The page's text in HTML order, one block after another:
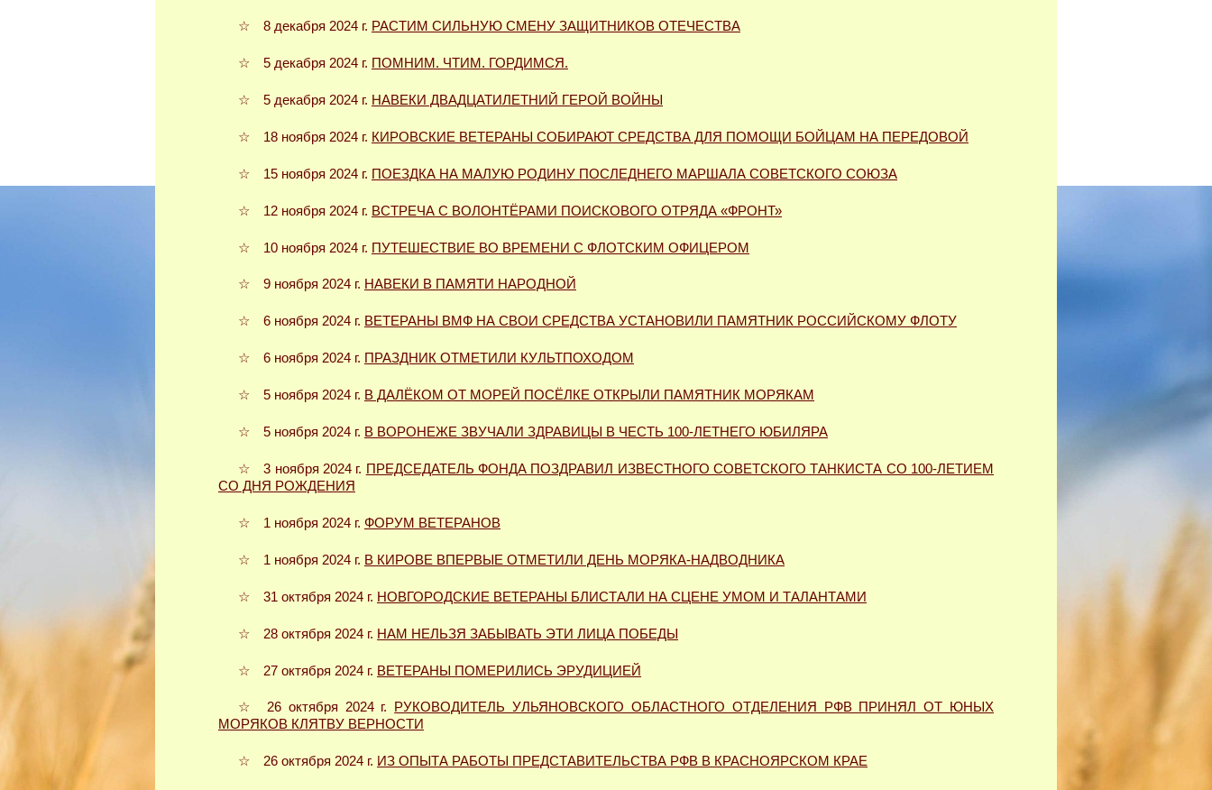
☆ 8 декабря 2024 г. РАСТИМ СИЛЬНУЮ СМЕНУ ЗАЩИТНИКОВ ОТЕЧЕСТВА
☆ 5 декабря 2024 г. ПОМНИМ. ЧТИМ. ГОРДИМСЯ.
☆ 5 декабря 2024 г. НАВЕКИ ДВАДЦАТИЛЕТНИЙ ГЕРОЙ ВОЙНЫ
☆ 18 ноября 2024 г. КИРОВСКИЕ ВЕТЕРАНЫ СОБИРАЮТ СРЕДСТВА ДЛЯ ПОМОЩИ БОЙЦАМ НА ПЕРЕДОВОЙ
☆ 15 ноября 2024 г. ПОЕЗДКА НА МАЛУЮ РОДИНУ ПОСЛЕДНЕГО МАРШАЛА СОВЕТСКОГО СОЮЗА
☆ 12 ноября 2024 г. ВСТРЕЧА С ВОЛОНТЁРАМИ ПОИСКОВОГО ОТРЯДА «ФРОНТ»
☆ 10 ноября 2024 г. ПУТЕШЕСТВИЕ ВО ВРЕМЕНИ С ФЛОТСКИМ ОФИЦЕРОМ
☆ 9 ноября 2024 г. НАВЕКИ В ПАМЯТИ НАРОДНОЙ
☆ 6 ноября 2024 г. ВЕТЕРАНЫ ВМФ НА СВОИ СРЕДСТВА УСТАНОВИЛИ ПАМЯТНИК РОССИЙСКОМУ ФЛОТУ
☆ 6 ноября 2024 г. ПРАЗДНИК ОТМЕТИЛИ КУЛЬТПОХОДОМ
☆ 5 ноября 2024 г. В ДАЛЁКОМ ОТ МОРЕЙ ПОСЁЛКЕ ОТКРЫЛИ ПАМЯТНИК МОРЯКАМ
☆ 5 ноября 2024 г. В ВОРОНЕЖЕ ЗВУЧАЛИ ЗДРАВИЦЫ В ЧЕСТЬ 100-ЛЕТНЕГО ЮБИЛЯРА
☆ 3 ноября 2024 г. ПРЕДСЕДАТЕЛЬ ФОНДА ПОЗДРАВИЛ ИЗВЕСТНОГО СОВЕТСКОГО ТАНКИСТА СО 100-ЛЕТИЕМ
СО ДНЯ РОЖДЕНИЯ
☆ 1 ноября 2024 г. ФОРУМ ВЕТЕРАНОВ
☆ 1 ноября 2024 г. В КИРОВЕ ВПЕРВЫЕ ОТМЕТИЛИ ДЕНЬ МОРЯКА-НАДВОДНИКА
☆ 31 октября 2024 г. НОВГОРОДСКИЕ ВЕТЕРАНЫ БЛИСТАЛИ НА СЦЕНЕ УМОМ И ТАЛАНТАМИ
☆ 28 октября 2024 г. НАМ НЕЛЬЗЯ ЗАБЫВАТЬ ЭТИ ЛИЦА ПОБЕДЫ
☆ 27 октября 2024 г. ВЕТЕРАНЫ ПОМЕРИЛИСЬ ЭРУДИЦИЕЙ
☆ 26 октября 2024 г.
РУКОВОДИТЕЛЬ УЛЬЯНОВСКОГО ОБЛАСТНОГО ОТДЕЛЕНИЯ РФВ ПРИНЯЛ ОТ ЮНЫХ
МОРЯКОВ КЛЯТВУ ВЕРНОСТИ
☆ 26 октября 2024 г. ИЗ ОПЫТА РАБОТЫ ПРЕД­СТА­ВИТЕЛЬСТВА РФВ В КРАСНОЯРСКОМ КРАЕ